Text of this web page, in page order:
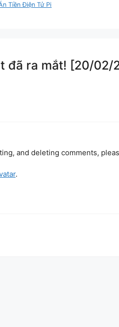
Tiền Điện Tử Pi
đã ra mắt! [20/02/
and deleting comments,
.